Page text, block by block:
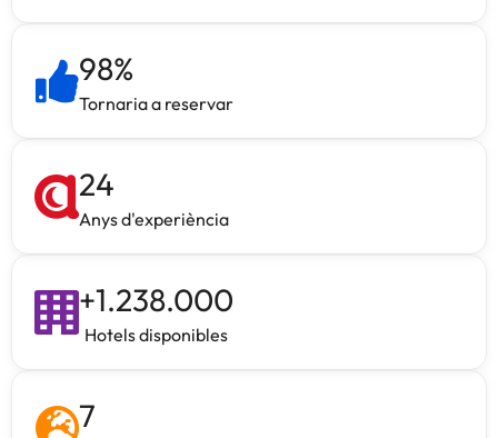
98%
Tornaria a reservar
24
Anys d'experiència
+1.238.000
Hotels disponibles
7